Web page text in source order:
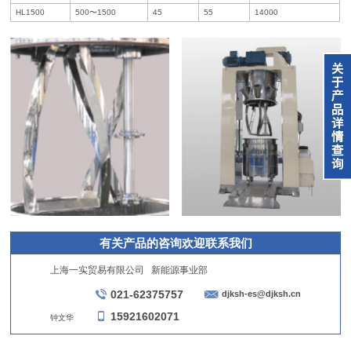
HL1500 500〜1500 45 55 14000
有关产品的咨询欢迎联系我们
上海一实贸易有限公司 新能源事业部
021-62375757
钟文华 15921602071
djksh-es@djksh.cn